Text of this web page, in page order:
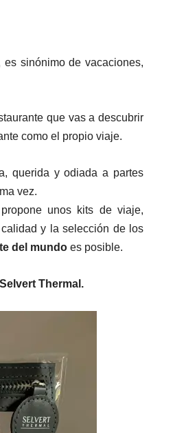
sinónimo de vacaciones,
que vas a descubrir
como el propio viaje.
querida y odiada a partes
vez.
unos kits de viaje,
y la selección de los
del mundo es posible.
Thermal.